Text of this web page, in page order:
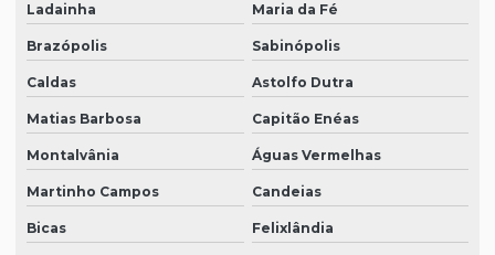
Ladainha Maria da Fé
Brazópolis Sabinópolis
Caldas Astolfo Dutra
Matias Barbosa Capitão Enéas
Montalvânia Águas Vermelhas
Martinho Campos Candeias
Bicas Felixlândia